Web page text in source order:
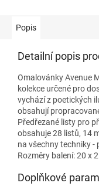
Popis
Detailní popis
Omalovánky Avenue
kolekce určené pro
vychází z poetických
obsahují
Předřezané listy pro
obsahuje 28 listů, 14
na všechny techniky -
Rozměry balení: 20 x
Doplňkové